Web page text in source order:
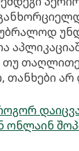
თანხები
ონლაინ